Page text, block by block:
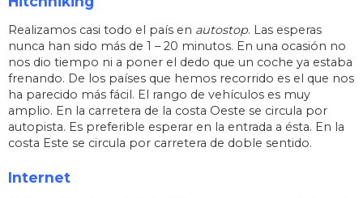
Realizamos casi todo el país en autostop. Las esperas
nunca han sido más de 1 – 20 minutos. En una ocasión no
nos dio tiempo ni a poner el dedo que un coche ya estaba
frenando. De los países que hemos recorrido es el que nos
ha parecido más fácil. El rango de vehículos es muy
amplio. En la carretera de la costa Oeste se circula por
autopista. Es preferible esperar en la entrada a ésta. En la
costa Este se circula por carretera de doble sentido.
Internet